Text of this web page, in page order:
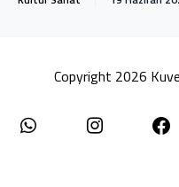
Copyright 2026